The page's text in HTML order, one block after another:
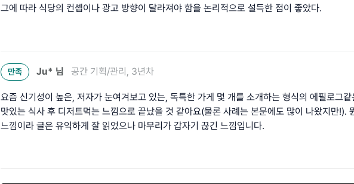
그에 따라 식당의 컨셉이나 광고 방향이 달라져야 함을 논리적으로 설득한 점이 좋았다.
만족 Ju* 님 공간 기획/관리, 3년차
요즘 신기성이 높은, 저자가 눈여겨보고 있는, 독특한 가게 몇 개를 소개하는 형식의 에필로그
맛있는 식사 후 디저트먹는 느낌으로 끝났을 것 같아요(물론 사례는 본문에도 많이 나왔지만!).
느낌이라 글은 유익하게 잘 읽었으나 마무리가 갑자기 끊긴 느낌입니다.